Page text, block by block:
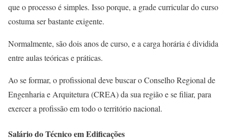
que o processo é simples. Isso porque, a grade curricular do curso
costuma ser bastante exigente.
Normalmente, são dois anos de curso, e a carga horária é dividida
entre aulas teóricas e práticas.
Ao se formar, o profissional deve buscar o Conselho Regional de
Engenharia e Arquitetura (CREA) da sua região e se filiar, para
exercer a profissão em todo o território nacional.
Salário do Técnico em Edificações